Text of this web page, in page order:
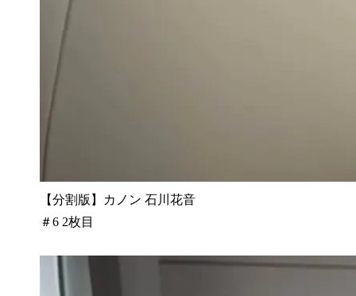
【分割版】カノン 石川花音
＃6 2枚目